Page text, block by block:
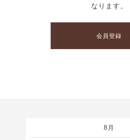
なります。
会員登録
8月